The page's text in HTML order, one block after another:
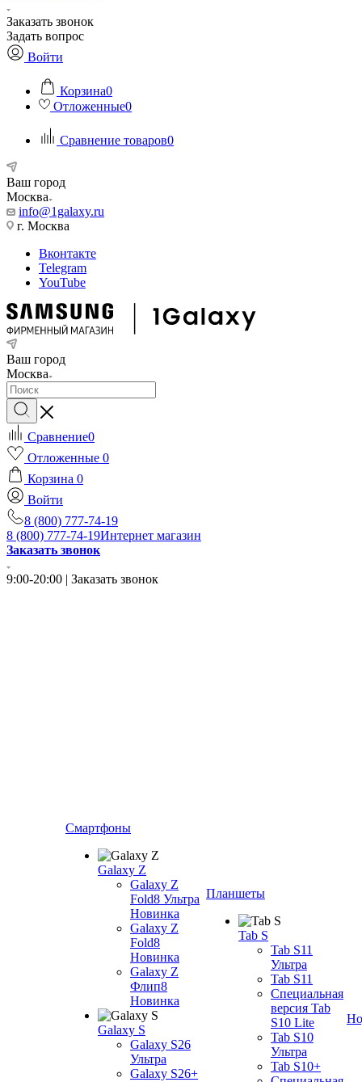
Заказать звонок
Задать вопрос
Войти
Корзина0
Отложенные0
Сравнение товаров0
Ваш город
Москва
info@1galaxy.ru
г. Москва
Вконтакте
Telegram
YouTube
Ваш город
Москва
Сравнение0
Отложенные 0
Корзина 0
Войти
8 (800) 777-74-19
8 (800) 777-74-19Интернет магазин
Заказать звонок
9:00-20:00 | Заказать звонок
Смартфоны
Galaxy Z
Galaxy Z
Fold8 Ультра
Новинка
Galaxy Z
Fold8
Новинка
Galaxy Z
Флип8
Новинка
Galaxy S
Galaxy S26
Ультра
Galaxy S26+
Планшеты
Tab S
Tab S11
Ультра
Tab S11
Специальная
версия Tab
S10 Lite
Tab S10
Ультра
Tab S10+